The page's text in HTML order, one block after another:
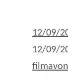
12/09/
12/09/